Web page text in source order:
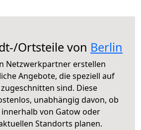
Ortsteile von Berlin
Netzwerkpartner erstellen
Angebote, die speziell auf
sind. Diese
unabhängig davon, ob
von Gatow oder
Standorts planen.